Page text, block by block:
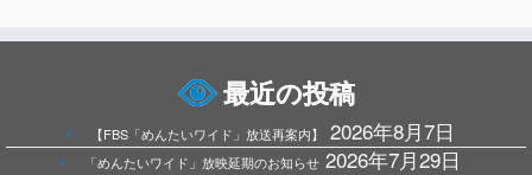
最近の投稿
【FBS「めんたいワイド」放送再案内】 2026年8月7日
「めんたいワイド」放映延期のお知らせ 2026年7月29日